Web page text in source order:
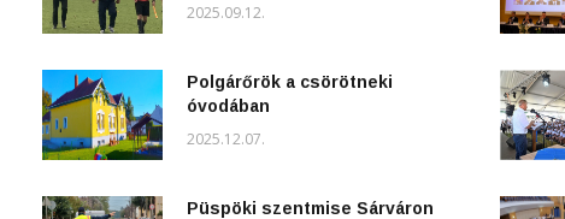
2025.09.12.
Polgárőrök a csörötneki
óvodában
2025.12.07.
Püspöki szentmise Sárváron